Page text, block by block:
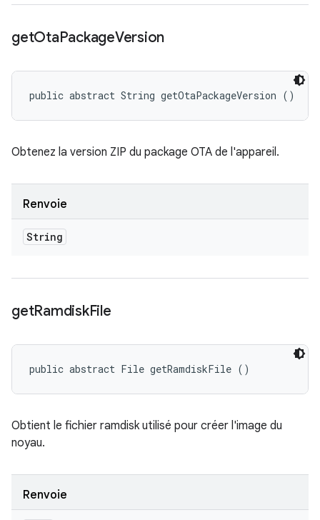
getOtaPackageVersion
public abstract String getOtaPackageVersion ()
Obtenez la version ZIP du package OTA de l'appareil.
Renvoie
String
getRamdiskFile
public abstract File getRamdiskFile ()
Obtient le fichier ramdisk utilisé pour créer l'image du
noyau.
Renvoie